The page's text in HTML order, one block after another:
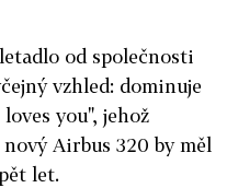
od společnosti
vzhled: dominuje
you", jehož
Airbus 320 by měl
let.